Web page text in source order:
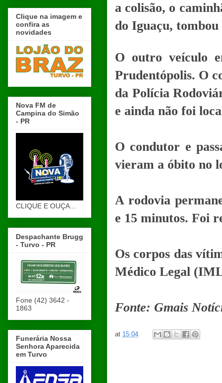
a colisão, o
do Iguaçu,
O outro veículo
Prudentópolis. O
da Polícia
e ainda não foi
O condutor e
vieram a óbito no
A rodovia
e 15 minutos. Foi
Os corpos das
Médico Legal
Fonte: Gmais
at 15:04
Clique na imagem e
confira as
novidades
Nova FM de
Campina do Simão
- PR
CLIQUE E OUÇA...
Despachante Brugg
- Turvo - PR
Fone (42) 3642 -
1863
Funerária Nossa
Senhora Aparecida
em Turvo